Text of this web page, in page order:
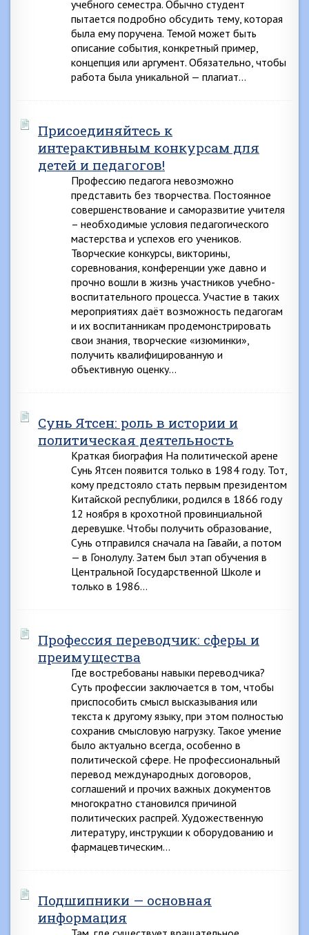
учебного семестра. Обычно студент
пытается подробно обсудить тему, которая
была ему поручена. Темой может быть
описание события, конкретный пример,
концепция или аргумент. Обязательно, чтобы
работа была уникальной — плагиат…
Присоединяйтесь к
интерактивным конкурсам для
детей и педагогов!
Профессию педагога невозможно
представить без творчества. Постоянное
совершенствование и саморазвитие учителя
– необходимые условия педагогического
мастерства и успехов его учеников.
Творческие конкурсы, викторины,
соревнования, конференции уже давно и
прочно вошли в жизнь участников учебно-
воспитательного процесса. Участие в таких
мероприятиях даёт возможность педагогам
и их воспитанникам продемонстрировать
свои знания, творческие «изюминки»,
получить квалифицированную и
объективную оценку…
Сунь Ятсен: роль в истории и
политическая деятельность
Краткая биография На политической арене
Сунь Ятсен появится только в 1984 году. Тот,
кому предстояло стать первым президентом
Китайской республики, родился в 1866 году
12 ноября в крохотной провинциальной
деревушке. Чтобы получить образование,
Сунь отправился сначала на Гавайи, а потом
— в Гонолулу. Затем был этап обучения в
Центральной Государственной Школе и
только в 1986…
Профессия переводчик: сферы и
преимущества
Где востребованы навыки переводчика?
Суть профессии заключается в том, чтобы
приспособить смысл высказывания или
текста к другому языку, при этом полностью
сохранив смысловую нагрузку. Такое умение
было актуально всегда, особенно в
политической сфере. Не профессиональный
перевод международных договоров,
соглашений и прочих важных документов
многократно становился причиной
политических распрей. Художественную
литературу, инструкции к оборудованию и
фармацевтическим…
Подшипники — основная
информация